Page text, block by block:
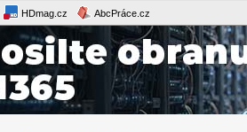
HDmag.cz AbcPráce.cz